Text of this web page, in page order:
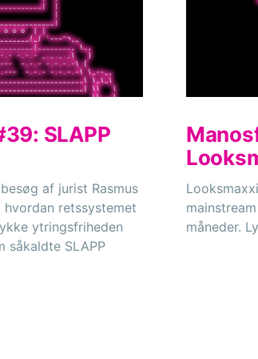
SLAPP
af jurist Rasmus
retssystemet
ytringsfriheden
såkaldte SLAPP
måneder.